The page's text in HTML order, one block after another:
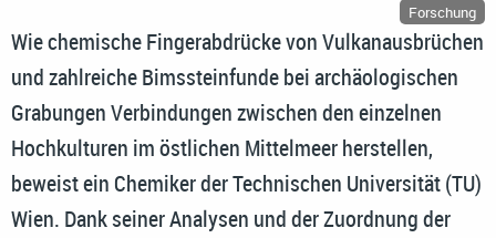
Forschung
Wie chemische Fingerabdrücke von Vulkanausbrüchen
und zahlreiche Bimssteinfunde bei archäologischen
Grabungen Verbindungen zwischen den einzelnen
Hochkulturen im östlichen Mittelmeer herstellen,
beweist ein Chemiker der Technischen Universität (TU)
Wien. Dank seiner Analysen und der Zuordnung der